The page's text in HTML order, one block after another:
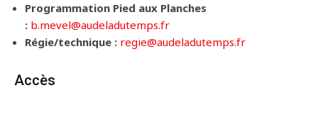
Programmation Pied aux Planches
: b.mevel@audeladutemps.fr
Régie/technique : regie@audeladutemps.fr
Accès